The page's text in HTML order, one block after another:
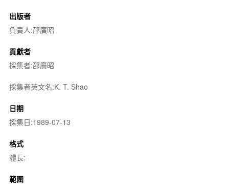
出版者
負責人:邵廣昭
貢獻者
採集者:邵廣昭
採集者英文名:K. T. Shao
日期
採集日:1989-07-13
格式
體長:
範圍